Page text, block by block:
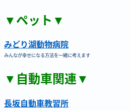
▼ペット▼
みどり湖動物病院
みんなが幸せになる方法を一緒に考えます
▼自動車関連▼
長坂自動車教習所